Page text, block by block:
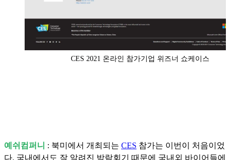
CES 2021 온라인 참가기업 위즈너 쇼케이스
예쉬컴퍼니 : 북미에서 개최되는 CES 참가는 이번이 처음이었
다. 국내에서도 잘 알려진 박람회기 때문에 국내외 바이어들에